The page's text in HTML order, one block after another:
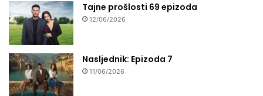
Tajne prošlosti 69 epizoda
12/06/2026
Nasljednik: Epizoda 7
11/06/2026